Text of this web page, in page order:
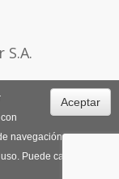
Política deAceptar
navegación.
Puede cambiar la